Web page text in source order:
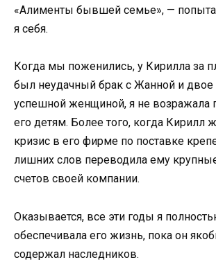
«Алименты бывшей семье», —
я себя.
Когда мы поженились, у Кирилла за
был неудачный брак с Жанной и двое
успешной женщиной, я не возражала
его детям. Более того, когда Кирилл
кризис в его фирме по поставке
лишних слов переводила ему
счетов своей компании.
Оказывается, все эти годы я
обеспечивала его жизнь, пока он
содержал наследников.